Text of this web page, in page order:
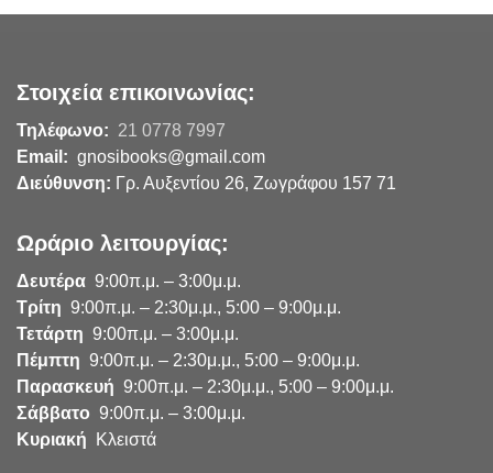
Στοιχεία επικοινωνίας:
Τηλέφωνο: 21 0778 7997
Email: gnosibooks@gmail.com
Διεύθυνση: Γρ. Αυξεντίου 26, Ζωγράφου 157 71
Ωράριο λειτουργίας:
Δευτέρα 9:00π.μ. – 3:00μ.μ.
Τρίτη 9:00π.μ. – 2:30μ.μ., 5:00 – 9:00μ.μ.
Τετάρτη 9:00π.μ. – 3:00μ.μ.
Πέμπτη 9:00π.μ. – 2:30μ.μ., 5:00 – 9:00μ.μ.
Παρασκευή 9:00π.μ. – 2:30μ.μ., 5:00 – 9:00μ.μ.
Σάββατο 9:00π.μ. – 3:00μ.μ.
Κυριακή Κλειστά